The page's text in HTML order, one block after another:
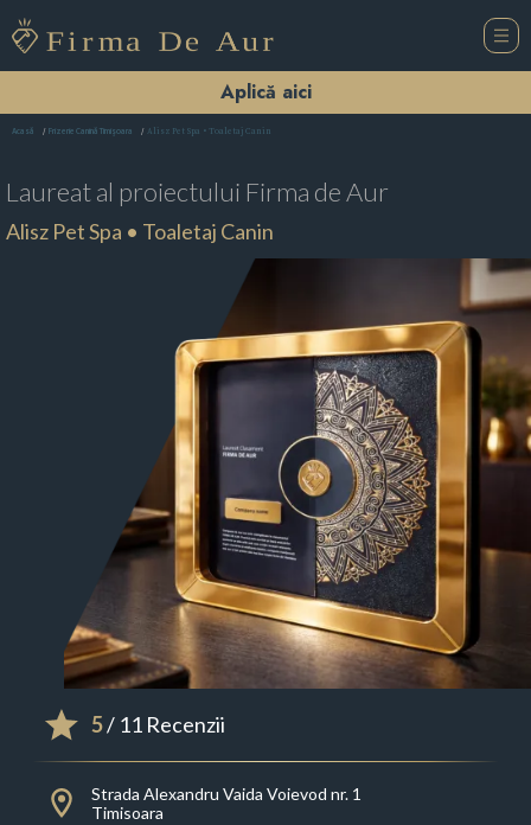
Aplică aici
Acasă Frizerie Canină Timişoara Alisz Pet Spa • Toaletaj Canin
Laureat al proiectului Firma de Aur
Alisz Pet Spa • Toaletaj Canin
5/ 11 Recenzii
Strada Alexandru Vaida Voievod nr. 1
Timisoara